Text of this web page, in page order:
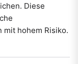
Diese
hohem Risiko.